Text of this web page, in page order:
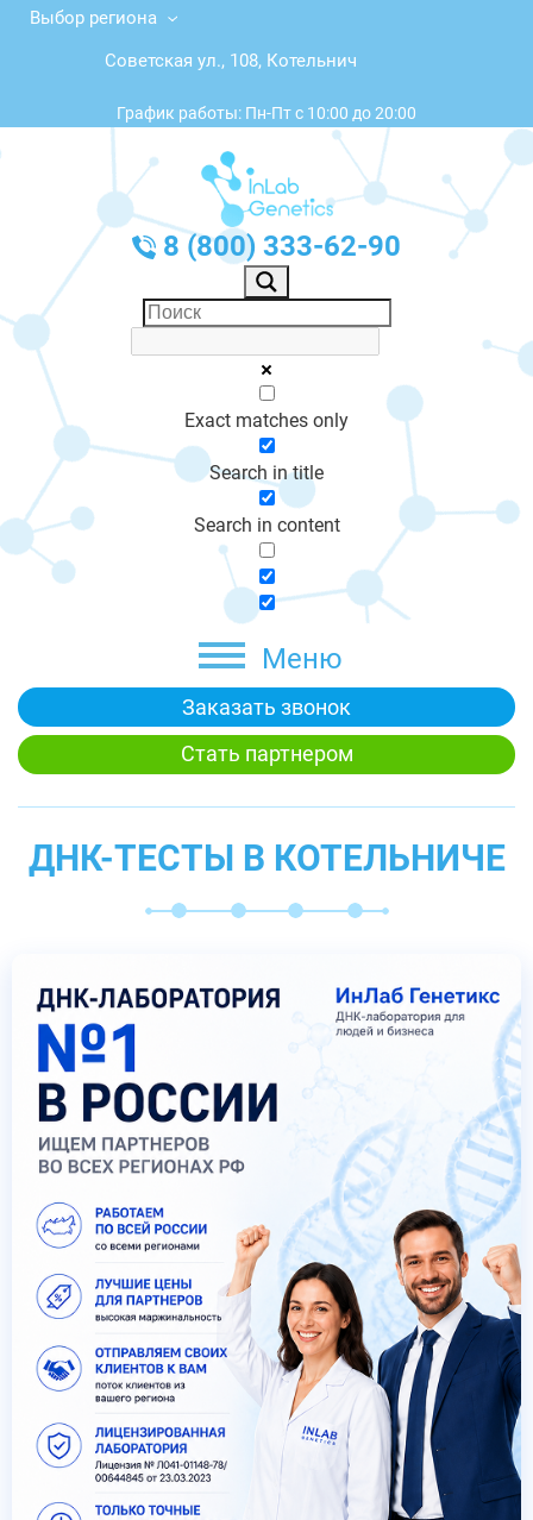
Выбор региона
Советская ул., 108, Котельнич
График работы: Пн-Пт с 10:00 до 20:00
8 (800) 333-62-90
Exact matches only
Search in title
Search in content
Меню
Заказать звонок
Стать партнером
ДНК-ТЕСТЫ В КОТЕЛЬНИЧЕ